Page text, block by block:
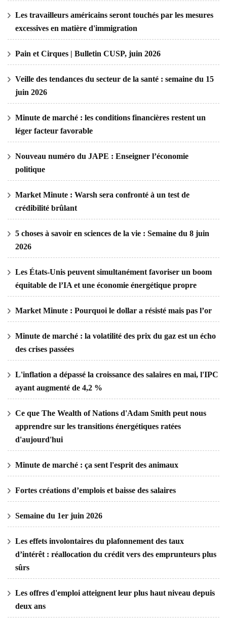
Les travailleurs américains seront touchés par les mesures
excessives en matière d'immigration
Pain et Cirques | Bulletin CUSP, juin 2026
Veille des tendances du secteur de la santé : semaine du 15
juin 2026
Minute de marché : les conditions financières restent un
léger facteur favorable
Nouveau numéro du JAPE : Enseigner l’économie
politique
Market Minute : Warsh sera confronté à un test de
crédibilité brûlant
5 choses à savoir en sciences de la vie : Semaine du 8 juin
2026
Les États-Unis peuvent simultanément favoriser un boom
équitable de l’IA et une économie énergétique propre
Market Minute : Pourquoi le dollar a résisté mais pas l’or
Minute de marché : la volatilité des prix du gaz est un écho
des crises passées
L'inflation a dépassé la croissance des salaires en mai, l'IPC
ayant augmenté de 4,2 %
Ce que The Wealth of Nations d'Adam Smith peut nous
apprendre sur les transitions énergétiques ratées
d'aujourd'hui
Minute de marché : ça sent l'esprit des animaux
Fortes créations d’emplois et baisse des salaires
Semaine du 1er juin 2026
Les effets involontaires du plafonnement des taux
d’intérêt : réallocation du crédit vers des emprunteurs plus
sûrs
Les offres d'emploi atteignent leur plus haut niveau depuis
deux ans